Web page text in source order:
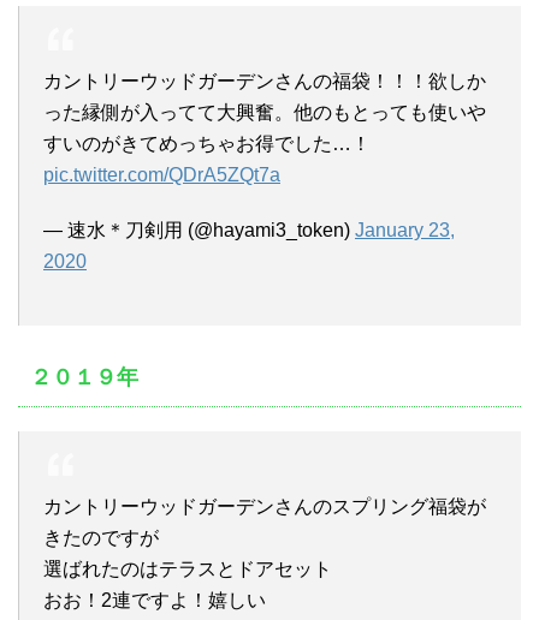
カントリーウッドガーデンさんの福袋！！！欲しか
った縁側が入ってて大興奮。他のもとっても使いや
すいのがきてめっちゃお得でした…！
pic.twitter.com/QDrA5ZQt7a
— 速水＊刀剣用 (@hayami3_token) January 23,
2020
２０１９年
カントリーウッドガーデンさんのスプリング福袋が
きたのですが
選ばれたのはテラスとドアセット
おお！2連ですよ！嬉しい